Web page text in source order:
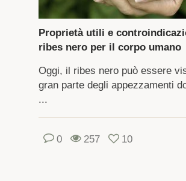
Proprietà utili e
ribes nero per il corpo umano
Oggi, il ribes nero può essere
gran parte degli appezzamenti
...
0 257 10